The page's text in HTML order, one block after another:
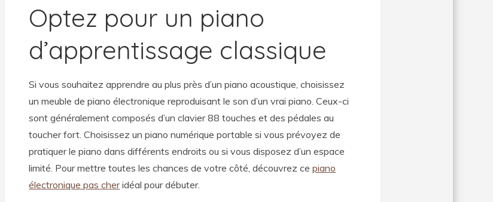
Optez pour un piano
d’apprentissage classique
Si vous souhaitez apprendre au plus près d’un piano acoustique, choisissez
un meuble de piano électronique reproduisant le son d’un vrai piano. Ceux-ci
sont généralement composés d’un clavier 88 touches et des pédales au
toucher fort. Choisissez un piano numérique portable si vous prévoyez de
pratiquer le piano dans différents endroits ou si vous disposez d’un espace
limité. Pour mettre toutes les chances de votre côté, découvrez cepiano
électronique pas cheridéal pour débuter.